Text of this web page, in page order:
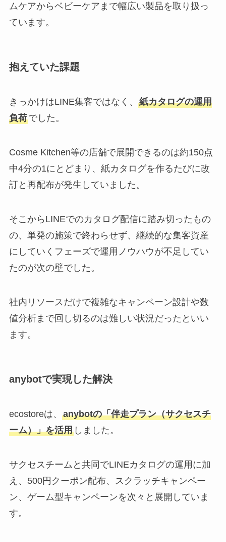
ムケアからベビーケアまで幅広い製品を取り扱っ
ています。
抱えていた課題
きっかけはLINE集客ではなく、 紙カタログの運用
負荷でした。
Cosme Kitchen等の店舗で展開できるのは約150点
中4分の1にとどまり、紙カタログを作るたびに改
訂と再配布が発生していました。
そこからLINEでのカタログ配信に踏み切ったもの
の、単発の施策で終わらせず、継続的な集客資産
にしていくフェーズで運用ノウハウが不足してい
たのが次の壁でした。
社内リソースだけで複雑なキャンペーン設計や数
値分析まで回し切るのは難しい状況だったといい
ます。
anybotで実現した解決
ecostoreは、 anybotの「伴走プラン（サクセスチ
ーム）」を活用しました。
サクセスチームと共同でLINEカタログの運用に加
え、500円クーポン配布、スクラッチキャンペー
ン、ゲーム型キャンペーンを次々と展開していま
す。